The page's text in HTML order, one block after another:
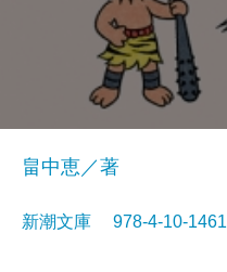
畠中恵／著
新潮文庫 978-4-10-